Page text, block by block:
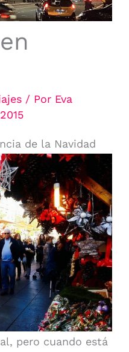
/ Por Eva
de la Navidad
pero cuando está